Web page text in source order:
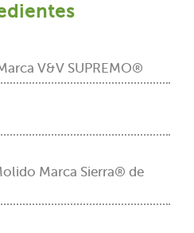
V&V SUPREMO®
Marca Sierra® de